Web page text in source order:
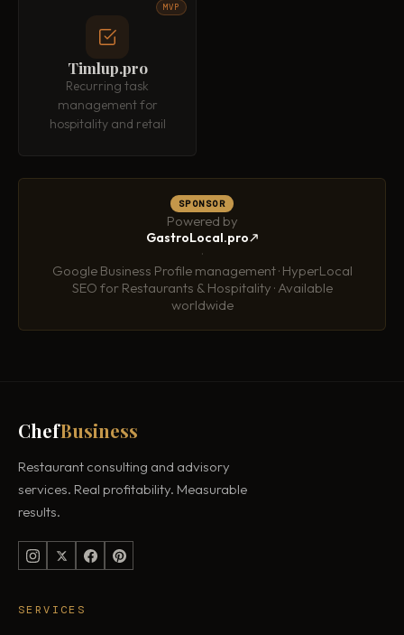
Timlup.pro
Recurring task
management for
hospitality and retail
MVP
SPONSOR
Powered by
GastroLocal.pro
·
Google Business Profile management · HyperLocal
SEO for Restaurants & Hospitality · Available
worldwide
ChefBusiness
Restaurant consulting and advisory
services. Real profitability. Measurable
results.
SERVICES